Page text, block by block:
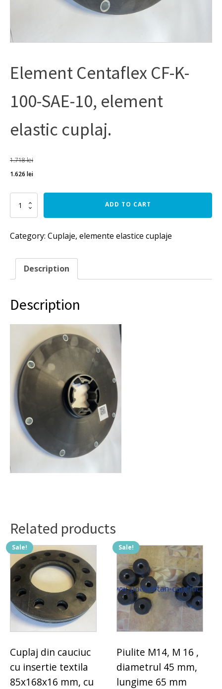
Element Centaflex CF-K-
100-SAE-10, element
elastic cuplaj.
1.718lei
1.626 lei
Element
Centaflex
CF-
100-
10,
element
elastic
ADD TO CART
Category: Cuplaje, elemente elastice cuplaje
Description
Description
Related products
Sale!
Cuplaj din cauciuc
cu insertie textila
85x168x16 mm, cu
Sale!
Piulite M14, M 16 ,
diametrul 45 mm,
lungime 65 mm